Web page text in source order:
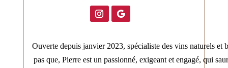
Ouverte depuis janvier 2023, spécialiste des vins naturels et
pas que, Pierre est un passionné, exigeant et engagé, qui